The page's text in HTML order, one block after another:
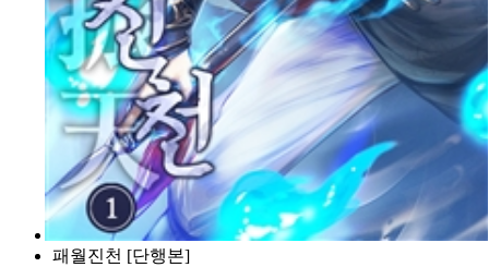
패월진천 [단행본]